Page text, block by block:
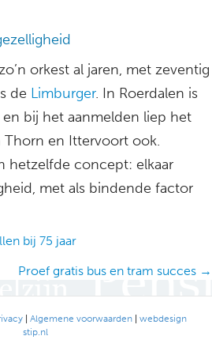
orkest al jaren, met zeventig
de Limburger. In Roerdalen is
bij het aanmelden liep het
Thorn en Ittervoort ook.
hetzelfde concept: elkaar
met als bindende factor
bij 75 jaar
Proef gratis bus en tram succes →
| Algemene voorwaarden| webdesign
stip.nl